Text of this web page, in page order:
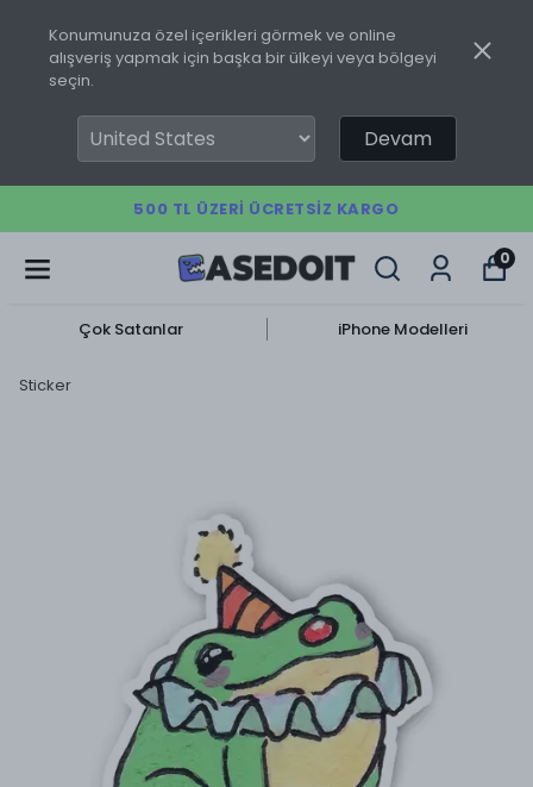
Konumunuza özel içerikleri görmek ve online
alışveriş yapmak için başka bir ülkeyi veya bölgeyi
seçin.
Devam
500 TL ÜZERI ÜCRETSIZ KARGO
0
Çok Satanlar iPhone Modelleri
Sticker